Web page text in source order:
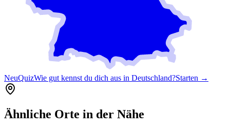
NeuQuizWie gut kennst du dich aus in Deutschland?Starten →
Ähnliche Orte in der Nähe